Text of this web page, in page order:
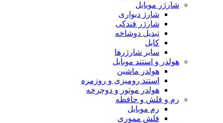
شارژر موبایل
شارژ دیواری
شارژر فندکی
تبدیل دوشاخه
کابل
سایر شارژرها
هولدر و استند موبایل
هولدر ماشین
استند رومیزی و روزمره
هولدر موتور و دوچرخه
رم و فلش و حافظه
رم موبایل
فلش مموری